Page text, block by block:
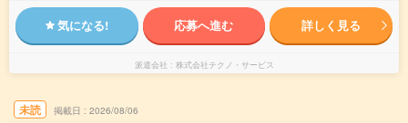
気になる! 応募へ進む 詳しく見る
派遣会社 株式会社テクノ・サービス
未読 掲載日 2026/08/06